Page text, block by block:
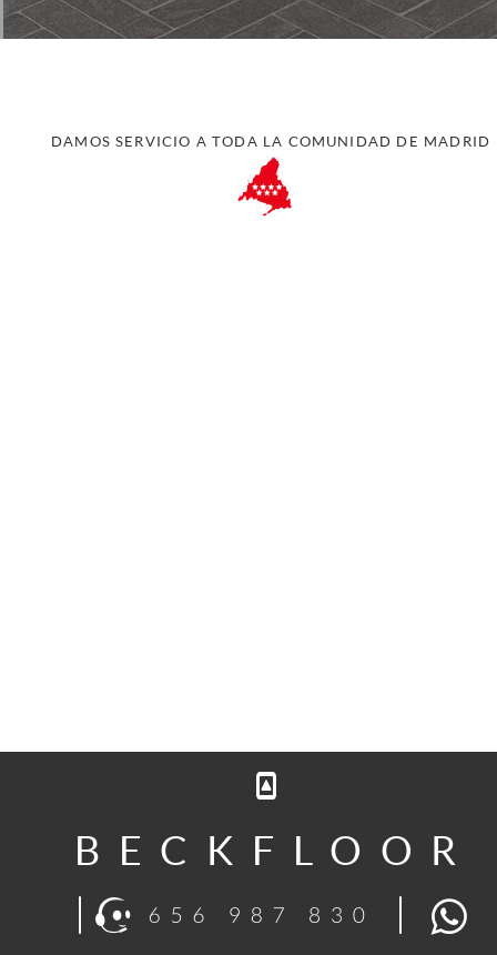
BECKFLOOR
DAMOS SERVICIO A TODA LA COMUNIDAD DE MADRID